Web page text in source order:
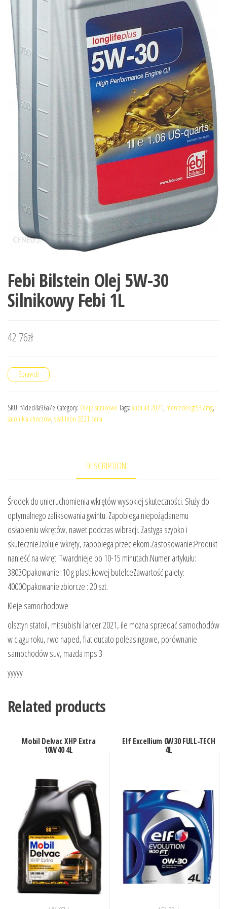
Febi Bilstein Olej 5W-30
Silnikowy Febi 1L
42.76zł
Sprawdź
SKU: f4ded4a96a7e Category: Oleje silnikowe Tags: audi a4 2021, mercedes gt53 amg,
salon kia chorzów, seat leon 2021 cena
DESCRIPTION
Środek do unieruchomienia wkrętów wysokiej skuteczności. Służy do
optymalnego zafiksowania gwintu. Zapobiega niepożądanemu
osłabieniu wkrętów, nawet podczas wibracji. Zastyga szybko i
skutecznie.Izoluje wkręty, zapobiega przeciekom.Zastosowanie:Produkt
nanieść na wkręt. Twardnieje po 10-15 minutach.Numer artykułu:
3803Opakowanie: 10 g plastikowej butelceZawartość palety:
4000Opakowanie zbiorcze : 20 szt.
Kleje samochodowe
olsztyn statoil, mitsubishi lancer 2021, ile można sprzedać samochodów
w ciągu roku, rwd naped, fiat ducato poleasingowe, porównanie
samochodów suv, mazda mps 3
yyyyy
Related products
Mobil Delvac XHP Extra
10W40 4L
Elf Excellium 0W30 FULL-TECH
4L